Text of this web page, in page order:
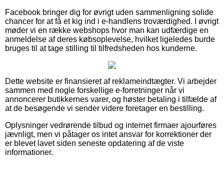
Facebook bringer dig for øvrigt uden sammenligning solide
chancer for at få et kig ind i e-handlens troværdighed. I øvrigt
møder vi en række webshops hvor man kan udfærdige en
anmeldelse af deres købsoplevelse, hvilket ligeledes burde
bruges til at tage stilling til tilfredsheden hos kunderne.
Dette website er finansieret af reklameindtægter. Vi arbejder
sammen med nogle forskellige e-forretninger når vi
annoncerer butikkernes varer, og høster betaling i tilfælde af
at de besøgende vi sender videre foretager en bestilling.
Oplysninger vedrørende tilbud og internet firmaer ajourføres
jævnligt, men vi påtager os intet ansvar for korrektioner der
er blevet lavet siden seneste opdatering af de viste
informationer.